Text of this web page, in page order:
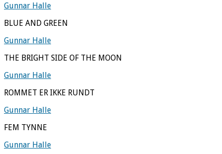
Gunnar Halle
BLUE AND GREEN
Gunnar Halle
THE BRIGHT SIDE OF THE MOON
Gunnar Halle
ROMMET ER IKKE RUNDT
Gunnar Halle
FEM TYNNE
Gunnar Halle